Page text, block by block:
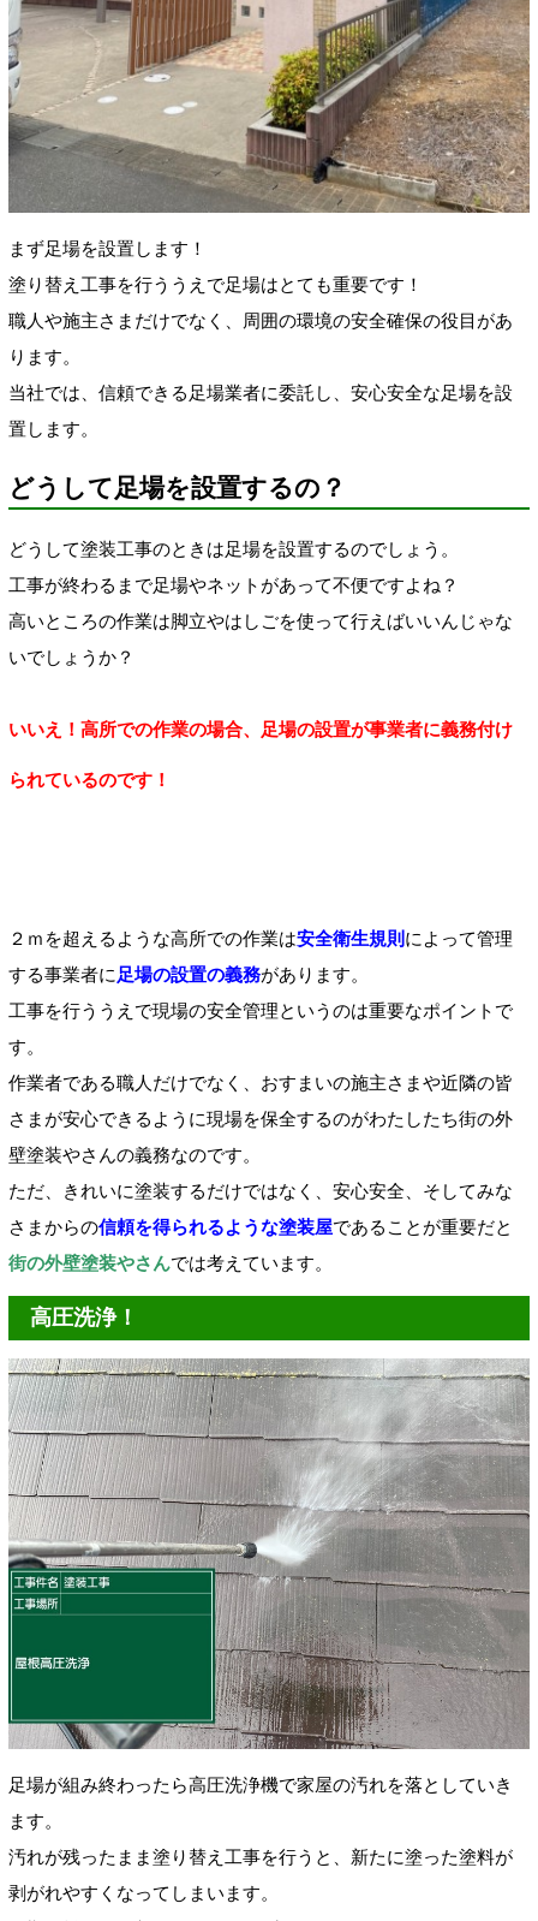
まず足場を設置します！
塗り替え工事を行ううえで足場はとても重要です！
職人や施主さまだけでなく、周囲の環境の安全確保の役目があ
ります。
当社では、信頼できる足場業者に委託し、安心安全な足場を設
置します。
どうして足場を設置するの？
どうして塗装工事のときは足場を設置するのでしょう。
工事が終わるまで足場やネットがあって不便ですよね？
高いところの作業は脚立やはしごを使って行えばいいんじゃな
いでしょうか？
いいえ！高所での作業の場合、足場の設置が事業者に義務付け
られているのです！
２ｍを超えるような高所での作業は安全衛生規則 によって管理
する事業者に 足場の設置の義務があります。
工事を行ううえで現場の安全管理というのは重要なポイントで
す。
作業者である職人だけでなく、おすまいの施主さまや近隣の皆
さまが安心できるように現場を保全するのがわたしたち街の外
壁塗装やさんの義務なのです。
ただ、きれいに塗装するだけではなく、安心安全、そしてみな
さまからの信頼を得られるような塗装屋であることが重要だと
街の外壁塗装やさんでは考えています。
高圧洗浄！
足場が組み終わったら高圧洗浄機で家屋の汚れを落としていき
ます。
汚れが残ったまま塗り替え工事を行うと、新たに塗った塗料が
剥がれやすくなってしまいます。